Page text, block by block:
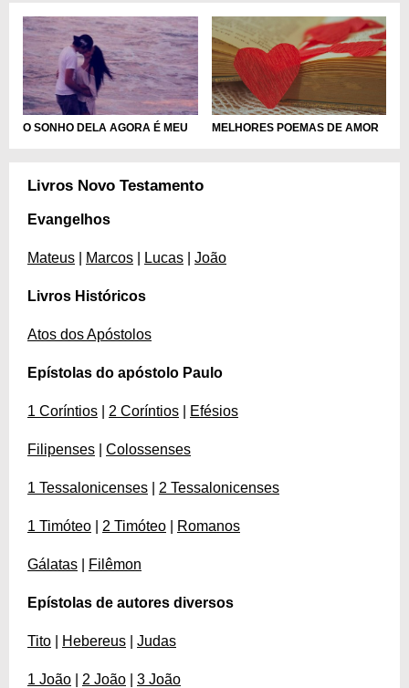
O SONHO DELA AGORA É MEU MELHORES POEMAS DE AMOR
Livros Novo Testamento
Evangelhos
Mateus Marcos Lucas João
Livros Históricos
Atos dos Apóstolos
Epístolas do apóstolo Paulo
1 Coríntios 2 Coríntios Efésios
Filipenses Colossenses
1 Tessalonicenses 2 Tessalonicenses
1 Timóteo 2 Timóteo Romanos
Gálatas Filêmon
Epístolas de autores diversos
Tito Hebereus Judas
1 João 2 João 3 João